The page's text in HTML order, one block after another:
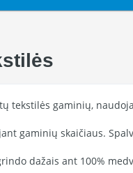
tekstilės gaminių,
gaminių skaičiaus.
dažais ant 100%